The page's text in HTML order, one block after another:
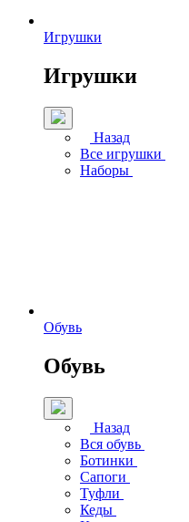
Игрушки
Игрушки
Назад
Все игрушки
Наборы
Обувь
Обувь
Назад
Вся обувь
Ботинки
Сапоги
Туфли
Кеды